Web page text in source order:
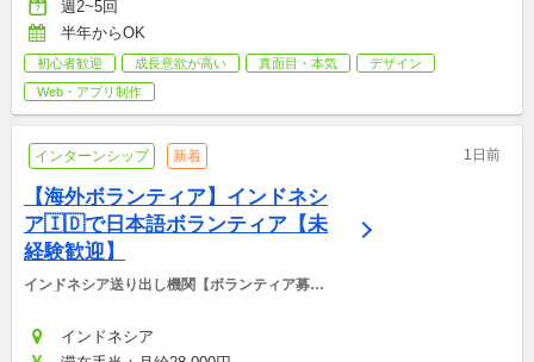
週2~5回
半年からOK
初心者歓迎 成長意欲が高い 真面目・本気
デザイン
Web・アプリ制作
インターンシップ 新着 1日前
【海外ボランティア】インドネシ
ア🇮🇩で日本語ボランティア【未
経験歓迎】
インドネシア送り出し機関【ボランティア募集
インドネシア